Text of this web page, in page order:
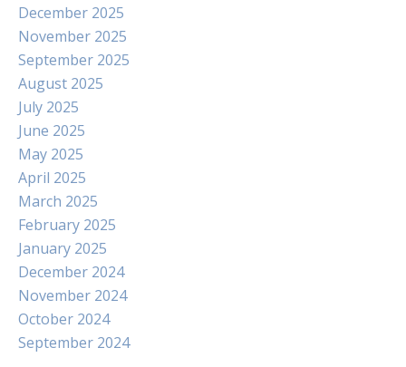
December 2025
November 2025
September 2025
August 2025
July 2025
June 2025
May 2025
April 2025
March 2025
February 2025
January 2025
December 2024
November 2024
October 2024
September 2024